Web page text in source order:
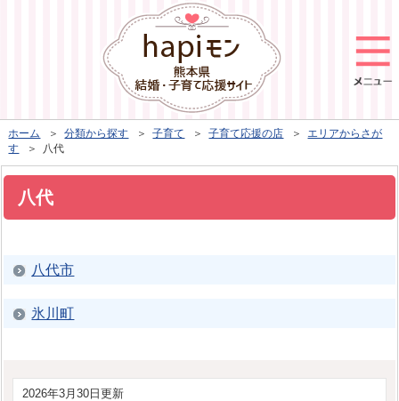
ホーム ＞分類から探す ＞子育て ＞子育て応援の店 ＞ エリアからさが
す ＞ 八代
八代
八代市
氷川町
2026年3月30日更新